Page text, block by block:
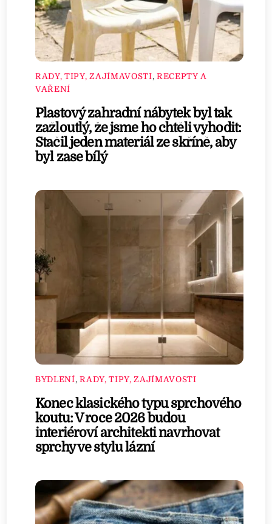
RADY, TIPY, ZAJÍMAVOSTI, RECEPTY A
VAŘENÍ
Plastový zahradní nábytek byl tak
zažloutlý, že jsme ho chtěli vyhodit:
Stačil jeden materiál ze skříně, aby
byl zase bílý
BYDLENÍ,RADY, TIPY, ZAJÍMAVOSTI
Konec klasického typu sprchového
koutu: V roce 2026 budou
interiéroví architekti navrhovat
sprchy ve stylu lázní